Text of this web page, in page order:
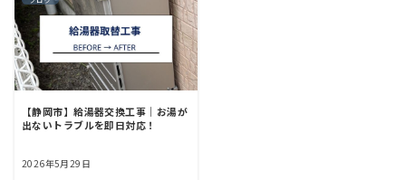
【静岡市】給湯器交換工事｜お湯が
出ないトラブルを即日対応！
2026年5月29日